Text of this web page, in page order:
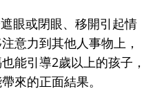
眼或閉眼、移開引起情
意力到其他人事物上，
能引導2歲以上的孩子，
來的正面結果。